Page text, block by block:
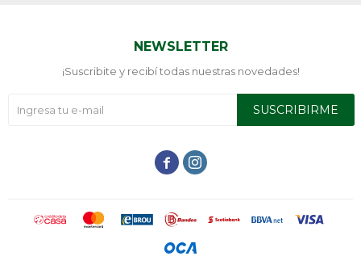
NEWSLETTER
¡Suscribite y recibí todas nuestras novedades!
SUSCRIBIRME
 